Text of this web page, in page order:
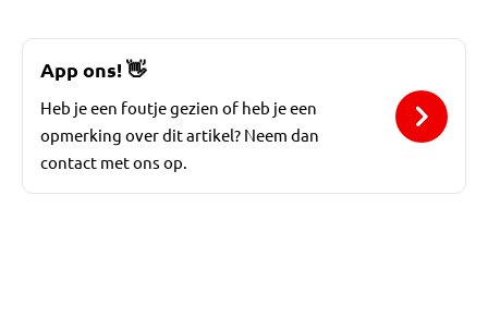
App ons!👋
Heb je een foutje gezien of heb je een
opmerking over dit artikel? Neem dan
contact met ons op.